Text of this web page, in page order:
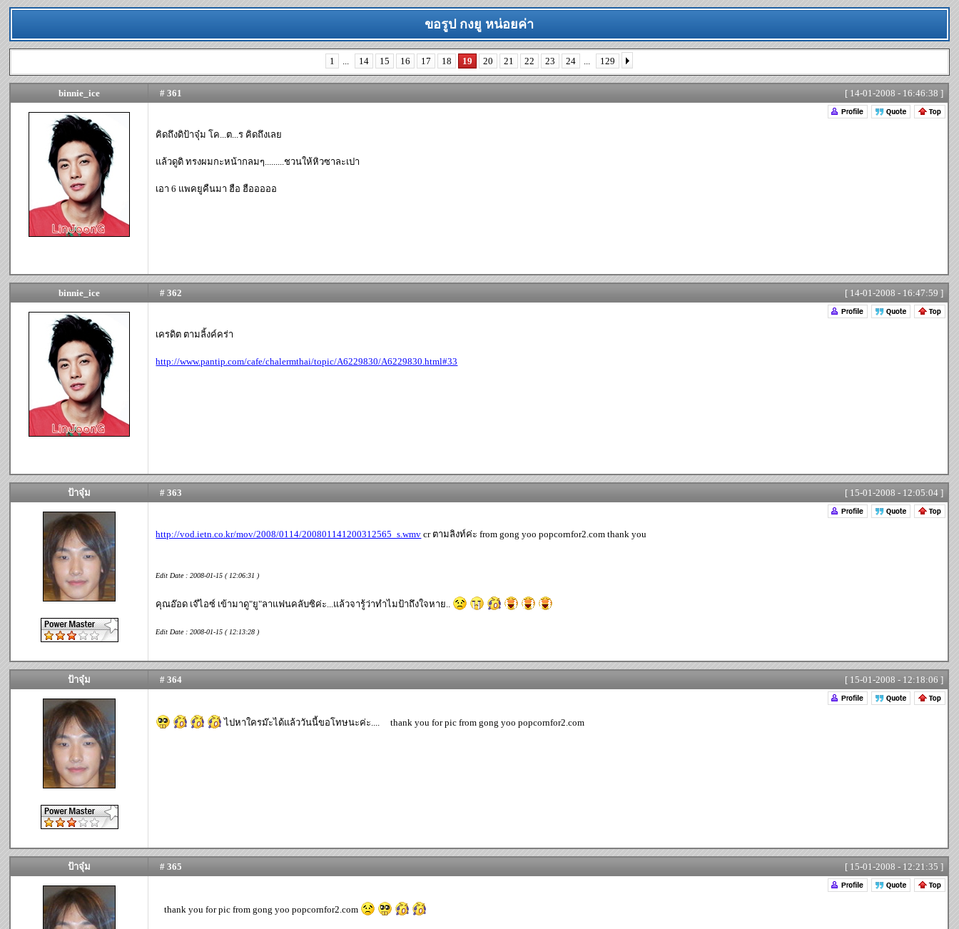
ขอรูป กงยู หน่อยค่า
1 14 15 16 17 18 19 20 21 22 23 24 129
binnie_ice # 361 [ 14-01-2008 - 16:46:38 ]
คิดถึงดิป้าจุ๋ม โค...ต...ร คิดถึงเลย
แล้วดูดิ ทรงผมกะหน้ากลมๆ.........ชวนให้หิวซาละเปา
เอา 6 แพคยูคืนมา ฮือ ฮือออออ
binnie_ice # 362 [ 14-01-2008 - 16:47:59 ]
เครดิต ตามลิ้งค์คร่า
http://www.pantip.com/cafe/chalermthai/topic/A6229830/A6229830.html#33
ป้าจุ๋ม # 363 [ 15-01-2008 - 12:05:04 ]
http://vod.ietn.co.kr/mov/2008/0114/200801141200312565_s.wmv cr ตามลิงท์ค่ะ from gong yoo popcornfor2.com thank you
Edit Date : 2008-01-15 ( 12:06:31 )
คุณอ๊อด เจ๊ไอซ์ เข้ามาดู"ยู"ลาแฟนคลับซิค่ะ...แล้วจารู้ว่าทำไมป้าถึงใจหาย..
Edit Date : 2008-01-15 ( 12:13:28 )
ป้าจุ๋ม # 364 [ 15-01-2008 - 12:18:06 ]
ไปหาใครม๊ะได้แล้ววันนี้ขอโทษนะค่ะ.... thank you for pic from gong yoo popcornfor2.com
ป้าจุ๋ม # 365 [ 15-01-2008 - 12:21:35 ]
thank you for pic from gong yoo popcornfor2.com